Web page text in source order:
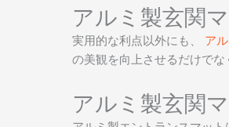
アルミ製玄関
実用的な利点以外にも、 ア
の美観を向上させるだけで
アルミ製玄関